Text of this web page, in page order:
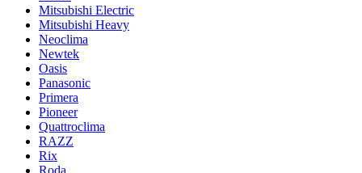
Mitsubishi Electric
Mitsubishi Heavy
Neoclima
Newtek
Oasis
Panasonic
Primera
Pioneer
Quattroclima
RAZZ
Rix